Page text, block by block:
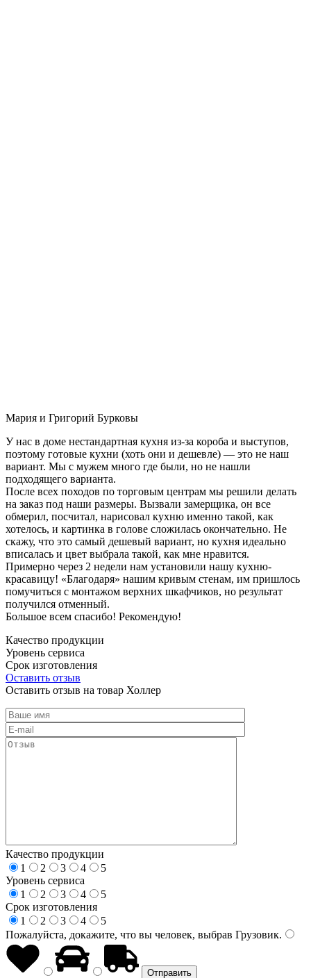
Мария и Григорий Бурковы
У нас в доме нестандартная кухня из-за короба и выступов,
поэтому готовые кухни (хоть они и дешевле) — это не наш
вариант. Мы с мужем много где были, но не нашли
подходящего варианта.
После всех походов по торговым центрам мы решили делать
на заказ под наши размеры. Вызвали замерщика, он все
обмерил, посчитал, нарисовал кухню именно такой, как
хотелось, и картинка в голове сложилась окончательно. Не
скажу, что это самый дешевый вариант, но кухня идеально
вписалась и цвет выбрала такой, как мне нравится.
Примерно через 2 недели нам установили нашу кухню-
красавицу! «Благодаря» нашим кривым стенам, им пришлось
помучиться с монтажом верхних шкафчиков, но результат
получился отменный.
Большое всем спасибо! Рекомендую!
Качество продукции
Уровень сервиса
Срок изготовления
Оставить отзыв
Оставить отзыв на товар Холлер
Качество продукции
1
2 3 4
5
Уровень сервиса
1
2 3 4
5
Срок изготовления
1
2 3 4
5
Пожалуйста, докажите, что вы человек, выбрав Грузовик.